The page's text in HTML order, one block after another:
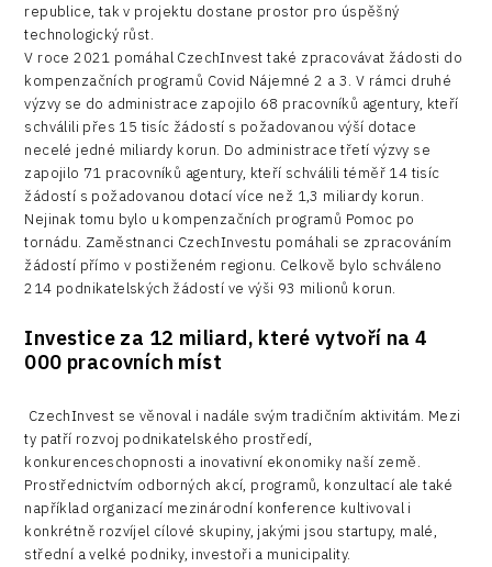
republice, tak v projektu dostane prostor pro úspěšný
technologický růst.
V roce 2021 pomáhal CzechInvest také zpracovávat žádosti do
kompenzačních programů Covid Nájemné 2 a 3. V rámci druhé
výzvy se do administrace zapojilo 68 pracovníků agentury, kteří
schválili přes 15 tisíc žádostí s požadovanou výší dotace
necelé jedné miliardy korun. Do administrace třetí výzvy se
zapojilo 71 pracovníků agentury, kteří schválili téměř 14 tisíc
žádostí s požadovanou dotací více než 1,3 miliardy korun.
Nejinak tomu bylo u kompenzačních programů Pomoc po
tornádu. Zaměstnanci CzechInvestu pomáhali se zpracováním
žádostí přímo v postiženém regionu. Celkově bylo schváleno
214 podnikatelských žádostí ve výši 93 milionů korun.
Investice za 12 miliard, které vytvoří na 4
000 pracovních míst
CzechInvest se věnoval i nadále svým tradičním aktivitám. Mezi
ty patří rozvoj podnikatelského prostředí,
konkurenceschopnosti a inovativní ekonomiky naší země.
Prostřednictvím odborných akcí, programů, konzultací ale také
například organizací mezinárodní konference kultivoval i
konkrétně rozvíjel cílové skupiny, jakými jsou startupy, malé,
střední a velké podniky, investoři a municipality.